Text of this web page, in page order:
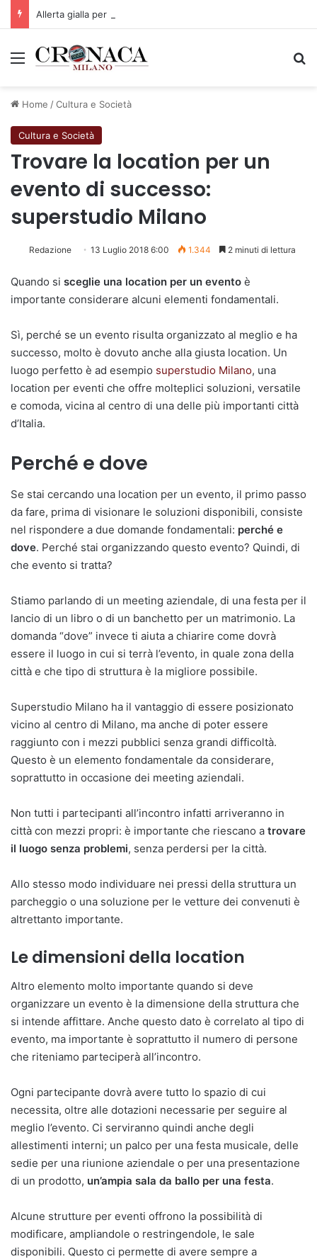
Allerta gialla per rischio temporali a partire dalle ore 18
Menu
Home /Cultura e Società
Cultura e Società
Trovare la location per un
evento di successo:
superstudio Milano
Redazione 13 Luglio 2018 6:00 1.344 2 minuti di lettura
Quando si sceglie una location per un evento è
importante considerare alcuni elementi fondamentali.
Sì, perché se un evento risulta organizzato al meglio e ha
successo, molto è dovuto anche alla giusta location. Un
luogo perfetto è ad esempio superstudio Milano, una
location per eventi che offre molteplici soluzioni, versatile
e comoda, vicina al centro di una delle più importanti città
d’Italia.
Perché e dove
Se stai cercando una location per un evento, il primo passo
da fare, prima di visionare le soluzioni disponibili, consiste
nel rispondere a due domande fondamentali: perché e
dove. Perché stai organizzando questo evento? Quindi, di
che evento si tratta?
Stiamo parlando di un meeting aziendale, di una festa per il
lancio di un libro o di un banchetto per un matrimonio. La
domanda “dove” invece ti aiuta a chiarire come dovrà
essere il luogo in cui si terrà l’evento, in quale zona della
città e che tipo di struttura è la migliore possibile.
Superstudio Milano ha il vantaggio di essere posizionato
vicino al centro di Milano, ma anche di poter essere
raggiunto con i mezzi pubblici senza grandi difficoltà.
Questo è un elemento fondamentale da considerare,
soprattutto in occasione dei meeting aziendali.
Non tutti i partecipanti all’incontro infatti arriveranno in
città con mezzi propri: è importante che riescano a trovare
il luogo senza problemi, senza perdersi per la città.
Allo stesso modo individuare nei pressi della struttura un
parcheggio o una soluzione per le vetture dei convenuti è
altrettanto importante.
Le dimensioni della location
Altro elemento molto importante quando si deve
organizzare un evento è la dimensione della struttura che
si intende affittare. Anche questo dato è correlato al tipo di
evento, ma importante è soprattutto il numero di persone
che riteniamo parteciperà all’incontro.
Ogni partecipante dovrà avere tutto lo spazio di cui
necessita, oltre alle dotazioni necessarie per seguire al
meglio l’evento. Ci serviranno quindi anche degli
allestimenti interni; un palco per una festa musicale, delle
sedie per una riunione aziendale o per una presentazione
di un prodotto, un’ampia sala da ballo per una festa.
Alcune strutture per eventi offrono la possibilità di
modificare, ampliandole o restringendole, le sale
disponibili. Questo ci permette di avere sempre a